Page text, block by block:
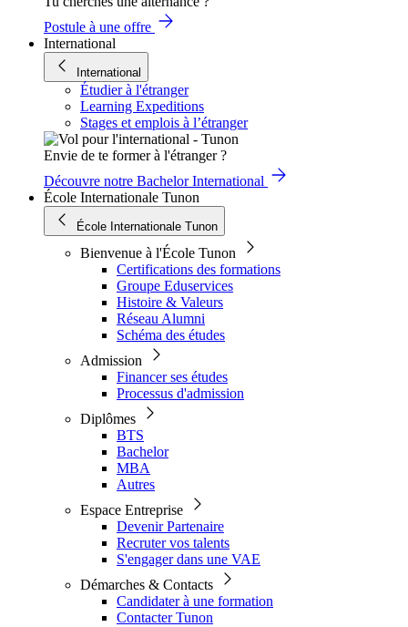
Postule à une offre
International
International
Étudier à l'étranger
Learning Expeditions
Stages et emplois à l’étranger
Envie de te former à l'étranger ?
Découvre notre Bachelor International
École Internationale Tunon
École Internationale Tunon
Bienvenue à l'École Tunon
Certifications des formations
Groupe Eduservices
Histoire & Valeurs
Réseau Alumni
Schéma des études
Admission
Financer ses études
Processus d'admission
Diplômes
BTS
Bachelor
MBA
Autres
Espace Entreprise
Devenir Partenaire
Recruter vos talents
S'engager dans une VAE
Démarches & Contacts
Candidater à une formation
Contacter Tunon